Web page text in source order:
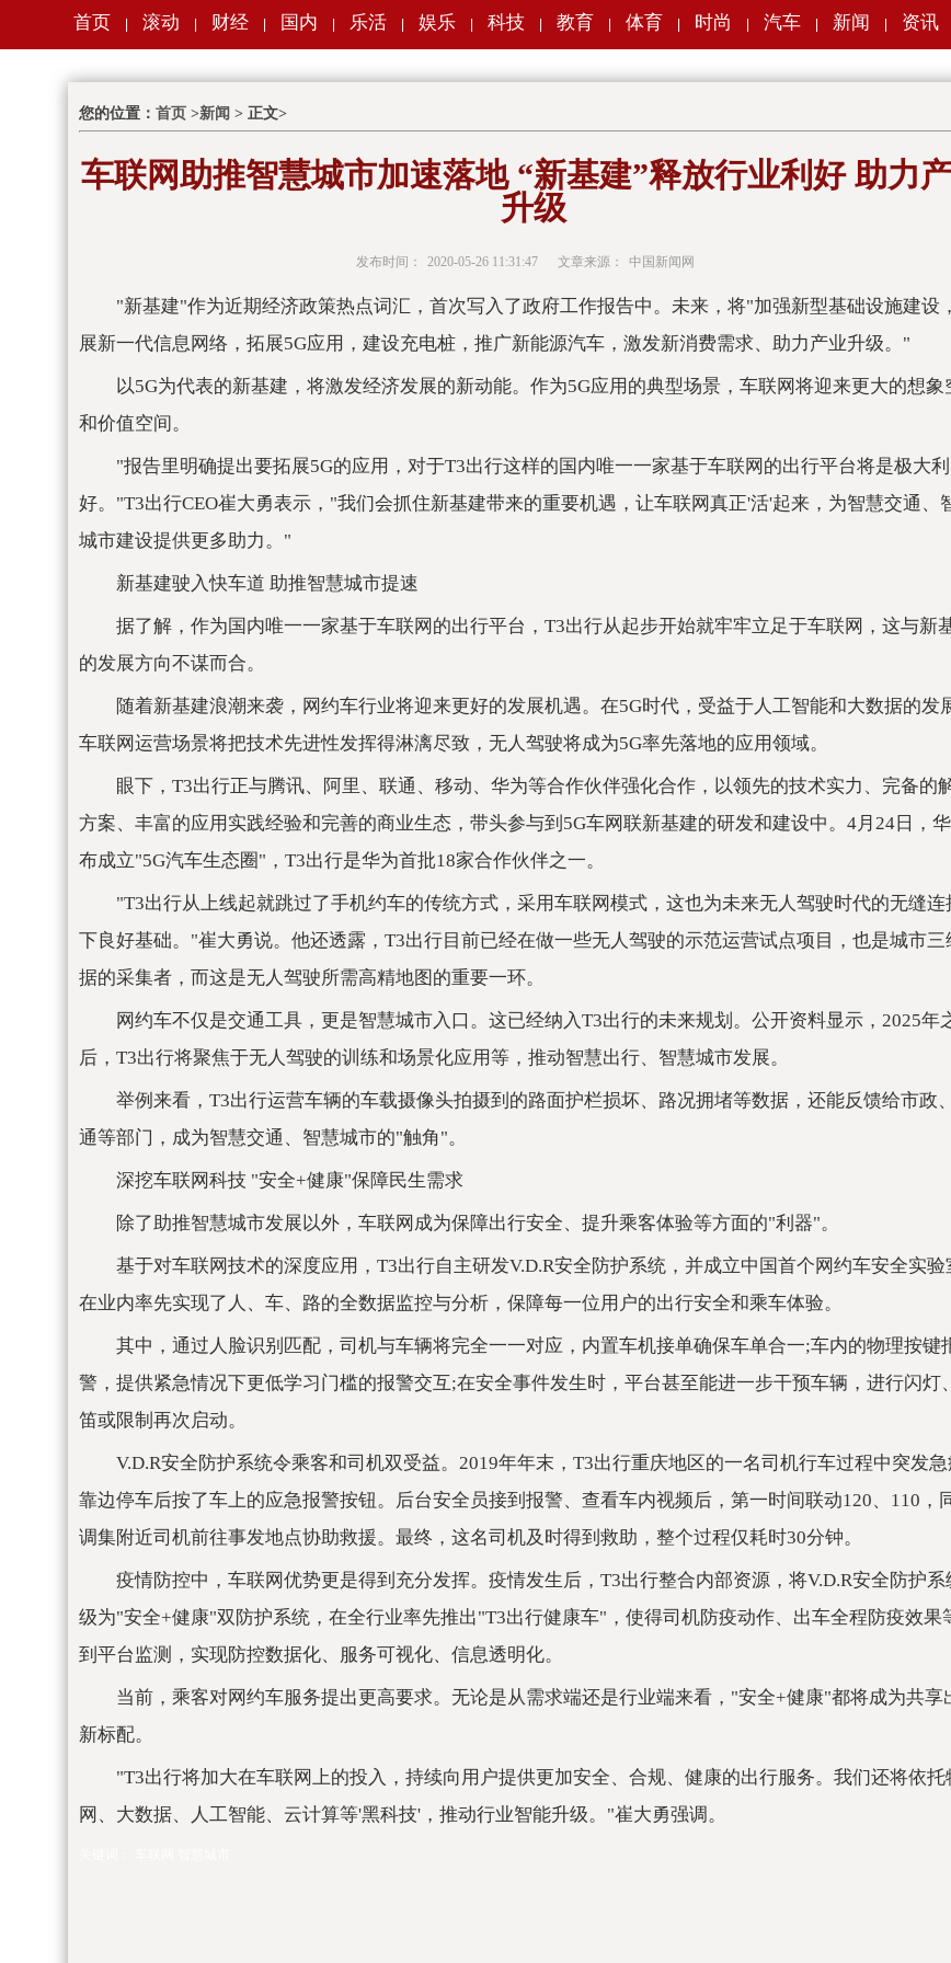
首页 滚动 财经 国内 乐活 娱乐 科技 教育 体育 时尚 汽车 新闻 资讯
您的位置： 首页 >新闻 > 正文>
车联网助推智慧城市加速落地 “新基建”释放行业利好 助力
升级
发布时间： 2020-05-26 11:31:47 文章来源： 中国新闻网
"新基建"作为近期经济政策热点词汇，首次写入了政府工作报告中。未来，将"加强新型基础设施建设
展新一代信息网络，拓展5G应用，建设充电桩，推广新能源汽车，激发新消费需求、助力产业升级。"
以5G为代表的新基建，将激发经济发展的新动能。作为5G应用的典型场景，车联网将迎来更大的想象
和价值空间。
"报告里明确提出要拓展5G的应用，对于T3出行这样的国内唯一一家基于车联网的出行平台将是极大利
好。"T3出行CEO崔大勇表示，"我们会抓住新基建带来的重要机遇，让车联网真正'活'起来，为智慧交通、
城市建设提供更多助力。"
新基建驶入快车道 助推智慧城市提速
据了解，作为国内唯一一家基于车联网的出行平台，T3出行从起步开始就牢牢立足于车联网，这与新
的发展方向不谋而合。
随着新基建浪潮来袭，网约车行业将迎来更好的发展机遇。在5G时代，受益于人工智能和大数据的发
车联网运营场景将把技术先进性发挥得淋漓尽致，无人驾驶将成为5G率先落地的应用领域。
眼下，T3出行正与腾讯、阿里、联通、移动、华为等合作伙伴强化合作，以领先的技术实力、完备的
方案、丰富的应用实践经验和完善的商业生态，带头参与到5G车网联新基建的研发和建设中。4月24日，
布成立"5G汽车生态圈"，T3出行是华为首批18家合作伙伴之一。
"T3出行从上线起就跳过了手机约车的传统方式，采用车联网模式，这也为未来无人驾驶时代的无缝连
下良好基础。"崔大勇说。他还透露，T3出行目前已经在做一些无人驾驶的示范运营试点项目，也是城市三
据的采集者，而这是无人驾驶所需高精地图的重要一环。
网约车不仅是交通工具，更是智慧城市入口。这已经纳入T3出行的未来规划。公开资料显示，2025年
后，T3出行将聚焦于无人驾驶的训练和场景化应用等，推动智慧出行、智慧城市发展。
举例来看，T3出行运营车辆的车载摄像头拍摄到的路面护栏损坏、路况拥堵等数据，还能反馈给市政
通等部门，成为智慧交通、智慧城市的"触角"。
深挖车联网科技 "安全+健康"保障民生需求
除了助推智慧城市发展以外，车联网成为保障出行安全、提升乘客体验等方面的"利器"。
基于对车联网技术的深度应用，T3出行自主研发V.D.R安全防护系统，并成立中国首个网约车安全实验
在业内率先实现了人、车、路的全数据监控与分析，保障每一位用户的出行安全和乘车体验。
其中，通过人脸识别匹配，司机与车辆将完全一一对应，内置车机接单确保车单合一;车内的物理按键
警，提供紧急情况下更低学习门槛的报警交互;在安全事件发生时，平台甚至能进一步干预车辆，进行闪灯
笛或限制再次启动。
V.D.R安全防护系统令乘客和司机双受益。2019年年末，T3出行重庆地区的一名司机行车过程中突发急
靠边停车后按了车上的应急报警按钮。后台安全员接到报警、查看车内视频后，第一时间联动120、110，
调集附近司机前往事发地点协助救援。最终，这名司机及时得到救助，整个过程仅耗时30分钟。
疫情防控中，车联网优势更是得到充分发挥。疫情发生后，T3出行整合内部资源，将V.D.R安全防护系
级为"安全+健康"双防护系统，在全行业率先推出"T3出行健康车"，使得司机防疫动作、出车全程防疫效果
到平台监测，实现防控数据化、服务可视化、信息透明化。
当前，乘客对网约车服务提出更高要求。无论是从需求端还是行业端来看，"安全+健康"都将成为共享
新标配。
"T3出行将加大在车联网上的投入，持续向用户提供更加安全、合规、健康的出行服务。我们还将依托
网、大数据、人工智能、云计算等'黑科技'，推动行业智能升级。"崔大勇强调。